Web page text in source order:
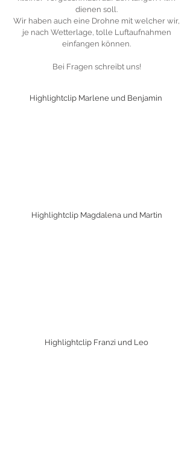
dienen soll.
Wir haben auch eine Drohne mit welcher wir,
je nach Wetterlage, tolle Luftaufnahmen
einfangen können.
Bei Fragen schreibt uns!
Highlightclip Marlene und Benjamin
Highlightclip Magdalena und Martin
Highlightclip Franzi und Leo